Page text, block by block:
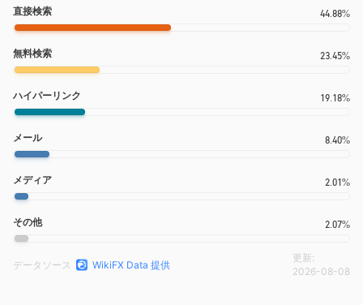
直接検索 44.88%
無料検索 23.45%
ハイパーリンク 19.18%
メール 8.40%
メディア 2.01%
その他 2.07%
データソース WikiFX Data 提供
更新:
2026-08-08